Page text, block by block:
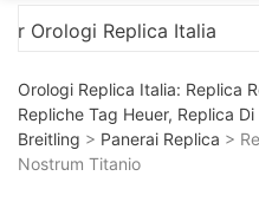
Italia I 2
Orologi Replica Italia: Replica
Repliche Tag Heuer, Replica
Breitling > Panerai Replica >
Nostrum Titanio